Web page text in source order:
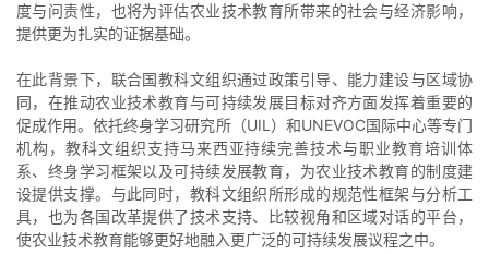
度与问责性，也将为评估农业技术教育所带来的社会与经济影响，
提供更为扎实的证据基础。
在此背景下，联合国教科文组织通过政策引导、能力建设与区域协
同，在推动农业技术教育与可持续发展目标对齐方面发挥着重要的
促成作用。依托终身学习研究所（UIL）和UNEVOC国际中心等专门
机构，教科文组织支持马来西亚持续完善技术与职业教育培训体
系、终身学习框架以及可持续发展教育，为农业技术教育的制度建
设提供支撑。与此同时，教科文组织所形成的规范性框架与分析工
具，也为各国改革提供了技术支持、比较视角和区域对话的平台，
使农业技术教育能够更好地融入更广泛的可持续发展议程之中。